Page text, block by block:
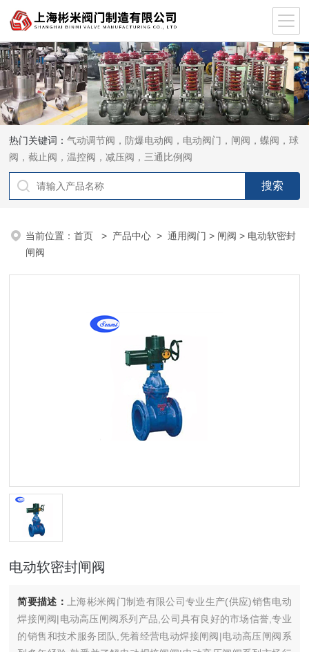
热门关键词：气动调节阀，防爆电动阀，电动阀门，闸阀，蝶阀，球
阀，截止阀，温控阀，减压阀，三通比例阀
当前位置：首页 > 产品中心 >通用阀门 > 闸阀 > 电动软密封
闸阀
电动软密封闸阀
简要描述：
上海彬米阀门制造有限公司专业生产(供应)销售电动
焊接闸阀|电动高压闸阀系列产品,公司具有良好的市场信誉,专业
的销售和技术服务团队,凭着经营电动焊接闸阀|电动高压闸阀系